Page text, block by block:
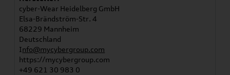
cyber-Wear Heidelberg GmbH
Elsa-Brändström-Str. 4
68229 Mannheim
Deutschland
Info@mycybergroup.com
https://mycybergroup.com
+49 621 30 983 0